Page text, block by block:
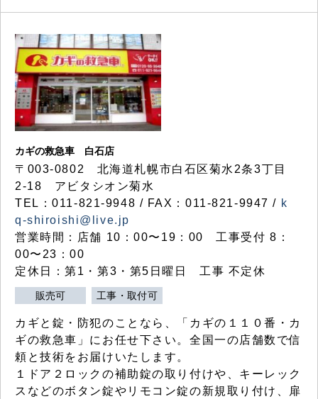
カギの救急車 白石店
〒003-0802 北海道札幌市白石区菊水2条3丁目
2-18 アビタシオン菊水
TEL：011-821-9948 / FAX：011-821-9947 / k
q-shiroishi@live.jp
営業時間：店舗 10：00〜19：00 工事受付 8：
00〜23：00
定休日：第1・第3・第5日曜日 工事 不定休
販売可 工事・取付可
カギと錠・防犯のことなら、「カギの１１０番・カ
ギの救急車」にお任せ下さい。全国一の店舗数で信
頼と技術をお届けいたします。
１ドア２ロックの補助錠の取り付けや、キーレック
スなどのボタン錠やリモコン錠の新規取り付け、扉